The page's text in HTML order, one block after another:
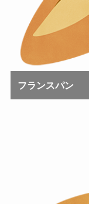
フランスパン